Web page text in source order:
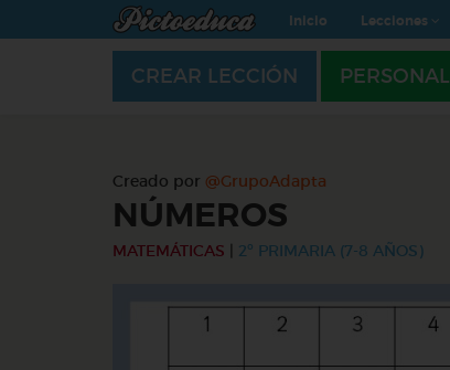
Inicio Lecciones
CREAR LECCIÓN
Creado por @GrupoAdapta
NÚMEROS
MATEMÁTICAS 2º PRIMARIA (7-8 AÑOS)